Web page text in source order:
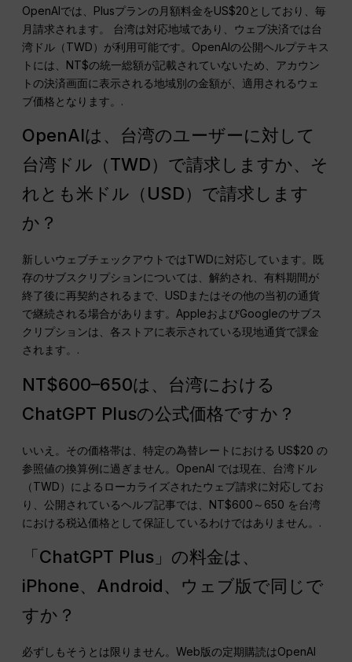
OpenAIでは、Plusプランの月額料金をUS$20としており、毎
月請求されます。 台湾は対応地域であり、ウェブ決済では台
湾ドル（TWD）が利用可能です。OpenAIの公開ヘルプテキス
トには、NT$の統一総額が記載されていないため、アカウン
トの決済画面に表示される地域別の金額が、適用されるウェ
ブ価格となります。.
OpenAIは、台湾のユーザーに対して
台湾ドル（TWD）で請求しますか、そ
れとも米ドル（USD）で請求します
か？
新しいウェブチェックアウトではTWDに対応しています。既
存のサブスクリプションについては、解約され、有料期間が
終了後に再契約されるまで、USDまたはその他の当初の通貨
で継続される場合があります。AppleおよびGoogleのサブス
クリプションは、各ストアに表示されている現地通貨で課金
されます。.
NT$600–650は、台湾における
ChatGPT Plusの公式価格ですか？
いいえ。その価格帯は、特定の為替レートにおける US$20 の
参照値の換算例に過ぎません。OpenAI では現在、台湾ドル
（TWD）によるローカライズされたウェブ請求に対応してお
り、公開されているヘルプ記事では、NT$600～650 を台湾
における税込価格として保証しているわけではありません。.
「ChatGPT Plus」の料金は、
iPhone、Android、ウェブ版で同じで
すか？
必ずしもそうとは限りません。Web版の定期購読はOpenAI